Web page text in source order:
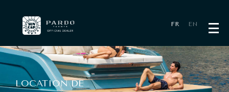
FR EN
LOCATION DE